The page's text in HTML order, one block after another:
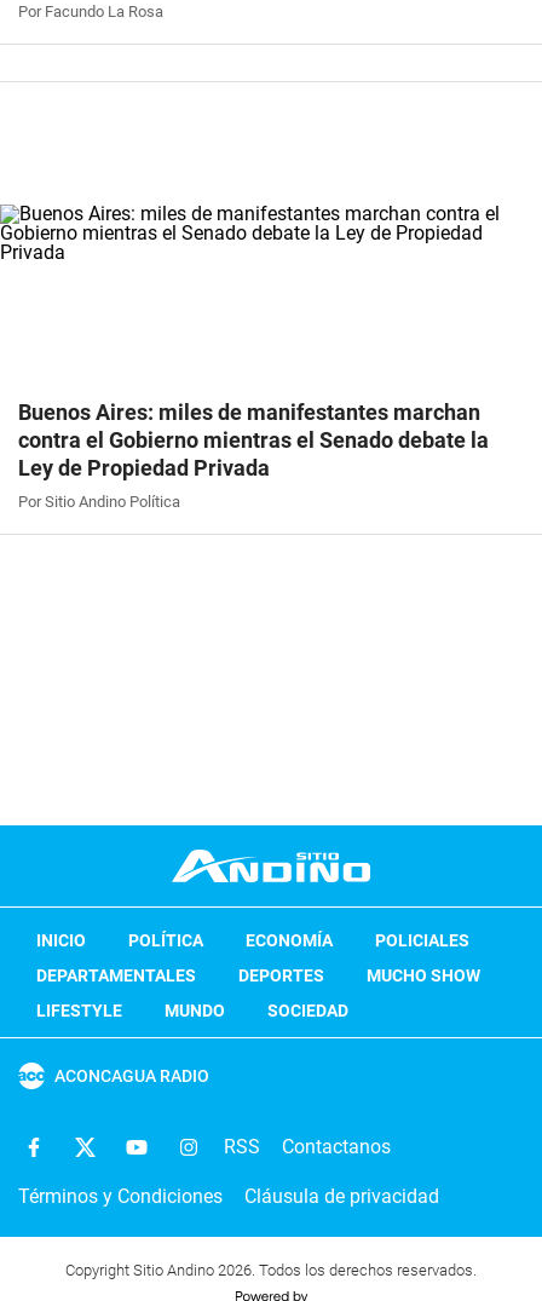
Por Facundo La Rosa
Buenos Aires: miles de manifestantes marchan
contra el Gobierno mientras el Senado debate la
Ley de Propiedad Privada
Por Sitio Andino Política
INICIO POLÍTICA ECONOMÍA
POLICIALES
DEPARTAMENTALES
DEPORTES
MUCHO SHOW
LIFESTYLE
MUNDO SOCIEDAD
ACONCAGUA RADIO
RSS Contactanos
Términos y Condiciones Cláusula de privacidad
Copyright Sitio Andino 2026. Todos los derechos reservados.